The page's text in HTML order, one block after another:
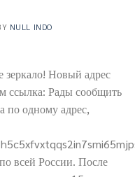
NULL INDO
зеркало! Новый адрес
ссылка: Рады сообщить
по одному адрес,
всей России. После